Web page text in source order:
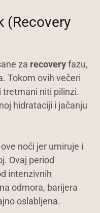
(Recovery
za recoveryfazu,
Tokom ovih večeri
tretmani niti pilinzi.
hidrataciji i jačanju
noći jer umiruje i
Ovaj period
intenzivnih
odmora, barijera
oslabljena.